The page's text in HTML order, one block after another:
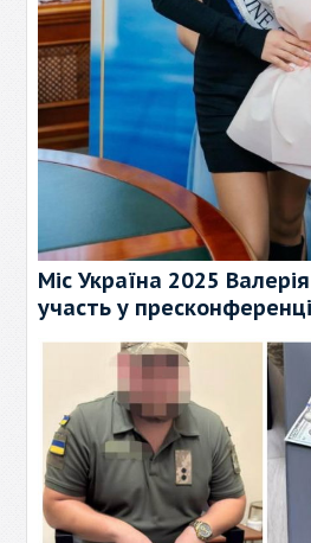
Міс Україна 2025
участь у